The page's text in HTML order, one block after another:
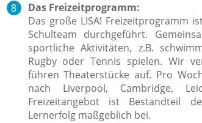
Das Freizeitprogramm:
Das große LISA! Freizeitprogramm
Schulteam durchgeführt.
sportliche Aktivitäten, z.B.
Rugby oder Tennis spielen. Wir
führen Theaterstücke auf. Pro
nach Liverpool, Cambridge,
Freizeitangebot ist Bestandteil
Lernerfolg maßgeblich bei.